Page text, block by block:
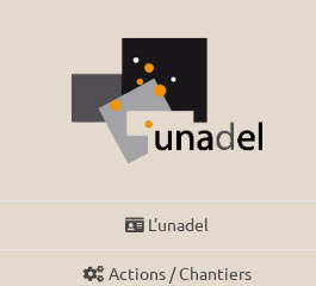
L’unadel
Actions / Chantiers